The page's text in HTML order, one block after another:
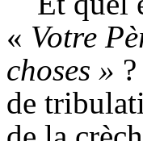
« Votre
choses » ?
de